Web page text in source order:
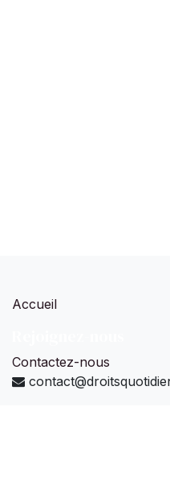
Accueil
Contactez-nous